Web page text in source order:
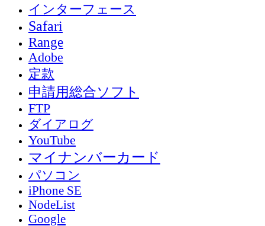
インターフェース
Safari
Range
Adobe
定款
申請用総合ソフト
FTP
ダイアログ
YouTube
マイナンバーカード
パソコン
iPhone SE
NodeList
Google